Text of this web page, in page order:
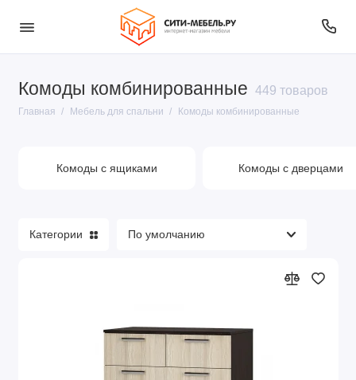
Комоды комбинированные 449 товаров
Главная Мебель для спальни Комоды комбинированные
Столы туалетные
Матрасы беспружинные
Комоды с ящиками Комоды с дверцами
Категории